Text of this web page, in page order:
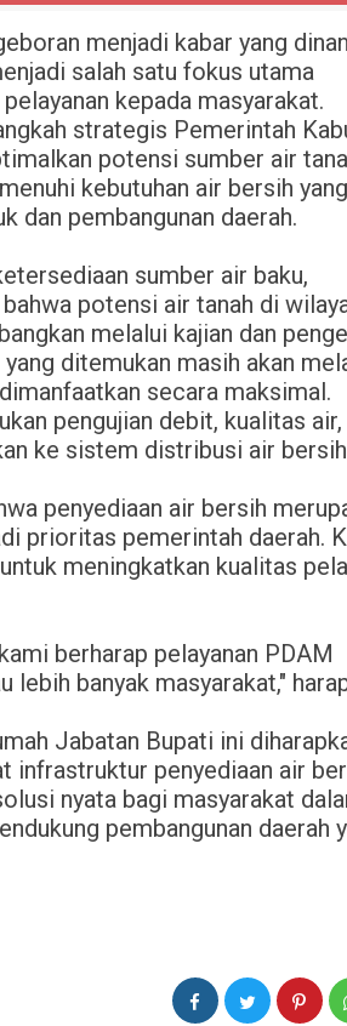
menjadi kabar yang
salah satu fokus utama
kepada masyarakat.
strategis Pemerintah
potensi sumber air
kebutuhan air bersih
dan pembangunan daerah.
sumber air baku,
potensi air tanah di
melalui kajian dan
ditemukan masih akan
secara maksimal.
pengujian debit, kualitas
ke sistem distribusi air
penyediaan air bersih
prioritas pemerintah daerah.
meningkatkan kualitas
berharap pelayanan PDAM
banyak masyarakat,"
Jabatan Bupati ini
infrastruktur penyediaan air
nyata bagi masyarakat
pembangunan daerah